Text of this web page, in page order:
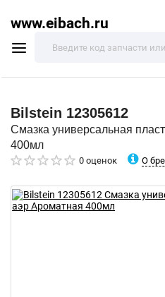
www.eibach.ru
Bilstein 12305612
Смазка универсальная
400мл
0 оценок О